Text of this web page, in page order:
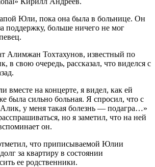
Юли, пока она была в больнице. Он
поддержку, больше ничего не мог
Алимжан Тохтахунов, известный по
в свою очередь, рассказал, что виделся с
вместе на концерте, я видел, как ей
была сильно больная. Я спросил, что с
у меня такая болезнь — подагра…»
но я заметил, что на ней
он.
что приписываемой Юлии
за квартиру в состоянии
ее родственники.